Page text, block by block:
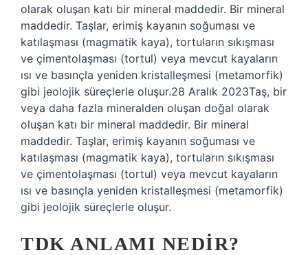
olarak oluşan katı bir mineral maddedir. Bir mineral
maddedir. Taşlar, erimiş kayanın soğuması ve
katılaşması (magmatik kaya), tortuların sıkışması
ve çimentolaşması (tortul) veya mevcut kayaların
ısı ve basınçla yeniden kristalleşmesi (metamorfik)
gibi jeolojik süreçlerle oluşur.28 Aralık 2023Taş, bir
veya daha fazla mineralden oluşan doğal olarak
oluşan katı bir mineral maddedir. Bir mineral
maddedir. Taşlar, erimiş kayanın soğuması ve
katılaşması (magmatik kaya), tortuların sıkışması
ve çimentolaşması (tortul) veya mevcut kayaların
ısı ve basınçla yeniden kristalleşmesi (metamorfik)
gibi jeolojik süreçlerle oluşur.
TDK ANLAMI NEDIR?